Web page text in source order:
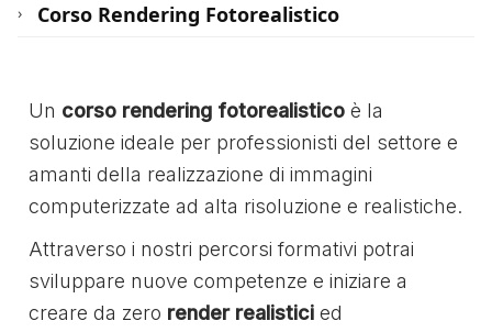
› Corso Rendering Fotorealistico
Un corso rendering fotorealistico è la
soluzione ideale per professionisti del settore e
amanti della realizzazione di immagini
computerizzate ad alta risoluzione e realistiche.
Attraverso i nostri percorsi formativi potrai
sviluppare nuove competenze e iniziare a
creare da zero render realistici ed